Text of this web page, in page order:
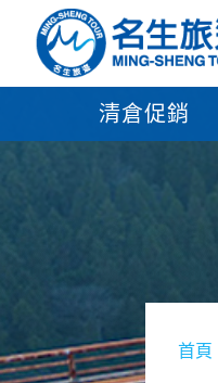
清倉促銷
首頁